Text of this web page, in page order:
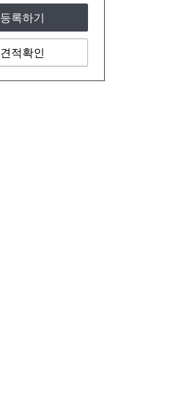
등록하기
견적확인